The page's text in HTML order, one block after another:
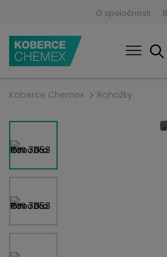
O spoločnosti
Koberce Chemex Rohožky